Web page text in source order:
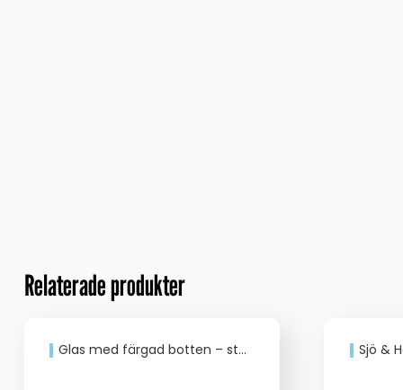
Relaterade produkter
Glas med färgad botten – stapelbara Sjö &